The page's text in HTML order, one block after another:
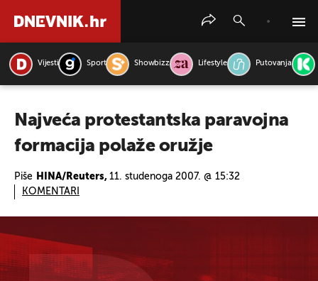
Vijesti Sport Showbizz Lifestyle Putovanja
Najveća protestantska paravojna
formacija polaže oružje
Piše HINA/Reuters, 11. studenoga 2007. @ 15:32
KOMENTARI
PRETRAŽITE VIJESTI